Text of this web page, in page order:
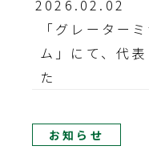
2026.02.02
「グレーター
ム」にて、代
た
お知らせ